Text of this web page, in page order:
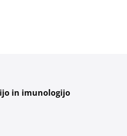
in imunologijo